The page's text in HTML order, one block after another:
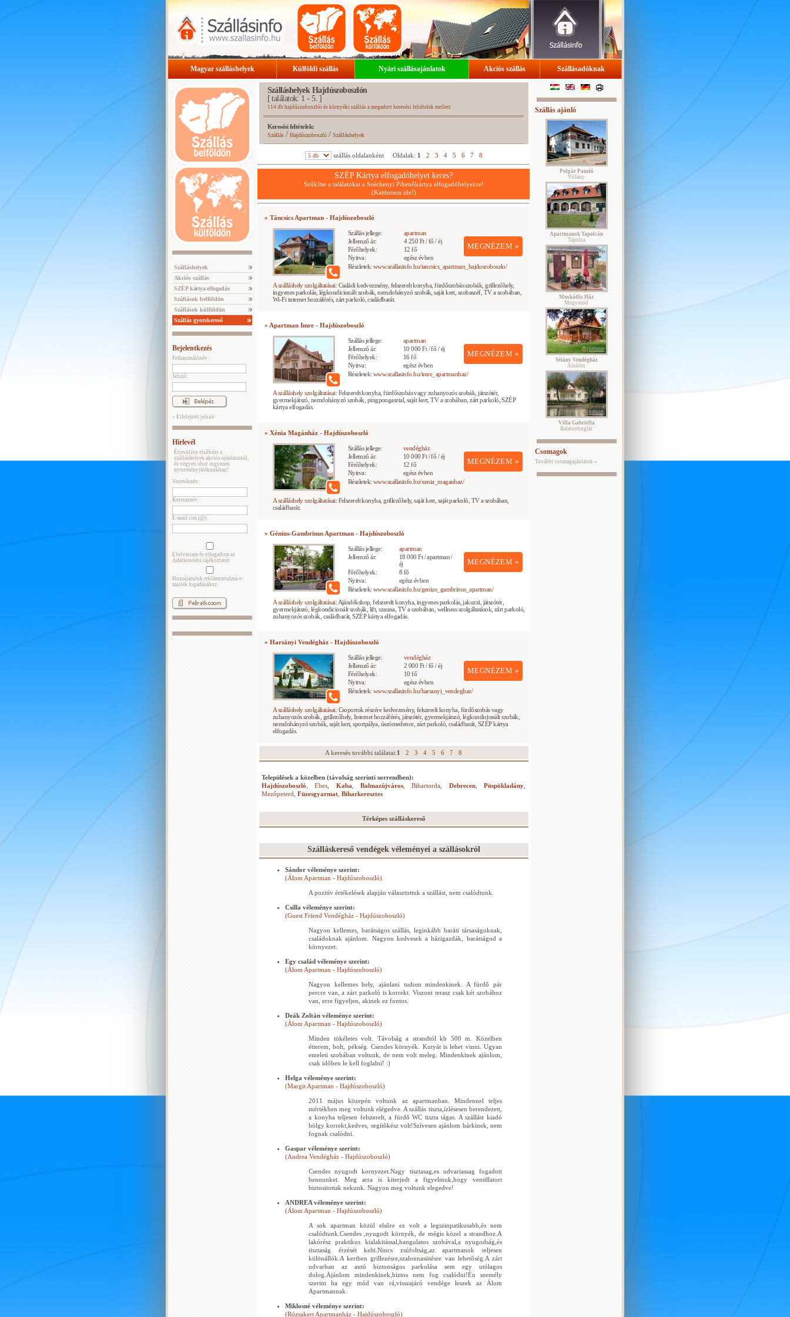
Magyar szálláshelyek Külföldi szállás Nyári szállásajánlatok Akciós szállás Szállásadóknak
Szálláshelyek
Akciós szállás
SZÉP kártya elfogadás
Szállások belföldön
Szállások külföldön
Szállás gyorskereső
Bejelentkezés
Felhasználónév:
Jelszó:
» Elfelejtett jelszó
Hírlevél
Értesüljön elsőként a
szálláshelyek akciós ajánlatairól,
és vegyen részt ingyenes
nyereményjátékunkban!
Vezetéknév:
Keresztnév:
E-mail cím (@):
Elolvastam és elfogadom az
Adatkezelési tájékoztatót
Hozzájárulok reklámtartalmú e-
mailek fogadásához.
Szálláshelyek Hajdúszoboszlón
[ találatok: 1 - 5. ]
114 db hajdúszoboszlói és környéki szállás a megadott keresési feltételek mellett
Keresési feltételek:
Szállás/ Hajdúszoboszló/Szálláshelyek
szállás oldalanként Oldalak: 1 2 3 4 5 6 7 8
SZÉP Kártya elfogadóhelyet keres?
Szűkítse a találatokat a Széchenyi Pihenőkártya elfogadóhelyekre!
(Kattintson ide!)
» Táncsics Apartman - Hajdúszoboszló
Szállás jellege: apartman
MEGNÉZEM »
Jellemző ár:
4 250 Ft / fő / éj
Férőhelyek:
12 fő
Nyitva:
egész évben
Részletek: www.szallasinfo.hu/tancsics_apartman_hajduszoboszlo/
A szálláshely szolgáltatásai: Családi kedvezmény, felszerelt konyha, fürdőszobás szobák, grillezőhely,
ingyenes parkolás, légkondicionált szobák, nemdohányzó szobák, saját kert, szobaszéf, TV a szobában,
Wi-Fi internet hozzáférés, zárt parkoló, családbarát.
» Apartman Imre - Hajdúszoboszló
Szállás jellege: apartman
MEGNÉZEM »
Jellemző ár:
10 000 Ft / fő / éj
Férőhelyek:
16 fő
Nyitva:
egész évben
Részletek: www.szallasinfo.hu/imre_apartmanhaz/
A szálláshely szolgáltatásai: Felszerelt konyha, fürdőszobás vagy zuhanyozós szobák, játszótér,
gyermekjátszó, nemdohányzó szobák, pingpongasztal, saját kert, TV a szobában, zárt parkoló, SZÉP
kártya elfogadás.
» Xénia Magánház - Hajdúszoboszló
Szállás jellege: vendégház
MEGNÉZEM »
Jellemző ár:
10 000 Ft / fő / éj
Férőhelyek:
12 fő
Nyitva:
egész évben
Részletek: www.szallasinfo.hu/xenia_maganhaz/
A szálláshely szolgáltatásai: Felszerelt konyha, grillezőhely, saját kert, saját parkoló, TV a szobában,
családbarát.
» Génius-Gambrinus Apartman - Hajdúszoboszló
Szállás jellege: apartman
MEGNÉZEM »
Jellemző ár:
18 000 Ft / apartman /
éj
Férőhelyek:
8 fő
Nyitva:
egész évben
Részletek: www.szallasinfo.hu/genius_gambrinus_apartman/
A szálláshely szolgáltatásai: Ajándékshop, felszerelt konyha, ingyenes parkolás, jakuzzi, játszótér,
gyermekjátszó, légkondicionált szobák, lift, szauna, TV a szobában, wellness szolgáltatások, zárt parkoló,
zuhanyozós szobák, családbarát, SZÉP kártya elfogadás.
» Harsányi Vendégház - Hajdúszoboszló
Szállás jellege: vendégház
MEGNÉZEM »
Jellemző ár:
2 000 Ft / fő / éj
Férőhelyek:
10 fő
Nyitva:
egész évben
Részletek: www.szallasinfo.hu/harsanyi_vendeghaz/
A szálláshely szolgáltatásai: Csoportok részére kedvezmény, felszerelt konyha, fürdőszobás vagy
zuhanyozós szobák, grillezőhely, Internet hozzáférés, játszótér, gyermekjátszó, légkondicionált szobák,
nemdohányzó szobák, saját kert, sportpálya, úszómedence, zárt parkoló, családbarát, SZÉP kártya
elfogadás.
A keresés további találatai:1 2 3 4 5 6 7 8
Települések a közelben (távolság szerinti sorrendben):
Hajdúszoboszló ,Ebes Kaba ,Balmazújváros ,Bihartorda Debrecen,Püspökladány
Mezőpeterd Füzesgyarmat Biharkeresztes
Térképes szálláskereső
Szálláskereső vendégek véleményei a szállásokról
Sándor véleménye szerint:
(Álom Apartman - Hajdúszoboszló)
A pozitív értékelések alapján választottuk a szállást, nem csalódtunk.
Csilla véleménye szerint:
(Guest Friend Vendégház - Hajdúszoboszló)
Nagyon kellemes, barátságos szállás, leginkább baráti társaságoknak,
családoknak ajánlom. Nagyon kedvesek a házigazdák, barátságod a
környezet.
Egy család véleménye szerint:
(Álom Apartman - Hajdúszoboszló)
Nagyon kellemes hely, ajánlani tudom mindenkinek. A fürdõ pár
percre van, a zárt parkoló is korrekt. Viszont terasz csak két szobához
van, erre figyeljen, akinek ez fontos.
Deák Zoltán véleménye szerint:
(Álom Apartman - Hajdúszoboszló)
Minden tökéletes volt. Távolság a strandtól kb 500 m. Közelben
étterem, bolt, pékség. Csendes környék. Kutyát is lehet vinni. Ugyan
emeleti szobában voltunk, de nem volt meleg. Mindenkinek ajánlom,
csak idõben le kell foglalni! :)
Helga véleménye szerint:
(Margit Apartman - Hajdúszoboszló)
2011 május közepén voltunk az apartmanban. Mindennel teljes
mértékben meg voltunk elégedve. A szállás tiszta,ízlésesen berendezett,
a konyha teljesen felszerelt, a fürdõ WC tiszta tágas. A szállást kiadó
hölgy korrekt,kedves, segítõkész volt!Szívesen ajánlom bárkinek, nem
fognak csalódni.
Gaspar véleménye szerint:
(Andrea Vendégház - Hajdúszoboszló)
Csendes nyugodt kornyezet.Nagy tisztasag,es udvariassag fogadott
bennunket. Meg arra is kiterjedt a figyelmuk,hogy ventillatort
biztositottak nekunk. Nagyon meg voltunk elegedve!
ANDREA véleménye szerint:
(Álom Apartman - Hajdúszoboszló)
A sok apartman közül elsõre ez volt a legszinpatikusabb,és nem
csalódtunk.Csendes ,nyugodt környék, de mégis közel a strandhoz.A
lakórész praktikus kialakitással,hangulatos szobával,a nyugodság,és
tisztaság érzését kelti.Nincs zsúfoltság,az apartmanok teljesen
különállók.A kertben grillezésre,szalonnasütésre van lehetõség.A zárt
udvarban az autó biztonságos parkolása sem egy utólagos
dolog.Ajánlom mindenkinek,biztos nem fog csalódni!Én személy
szerint ha egy mód van rá,visszajáró vendége leszek az Álom
Apartmannak.
Miklosné véleménye szerint:
(Rózsakert Apartmanház - Hajdúszoboszló)
Szállás ajánló
Polgár Panzió
Villány
Apartmanok Tapolcán
Tapolca
Muskátlis Ház
Mogyoród
Sétány Vendégház
Alsóörs
Villa Gabriella
Balatonboglár
Csomagok
További csomagajánlatok »